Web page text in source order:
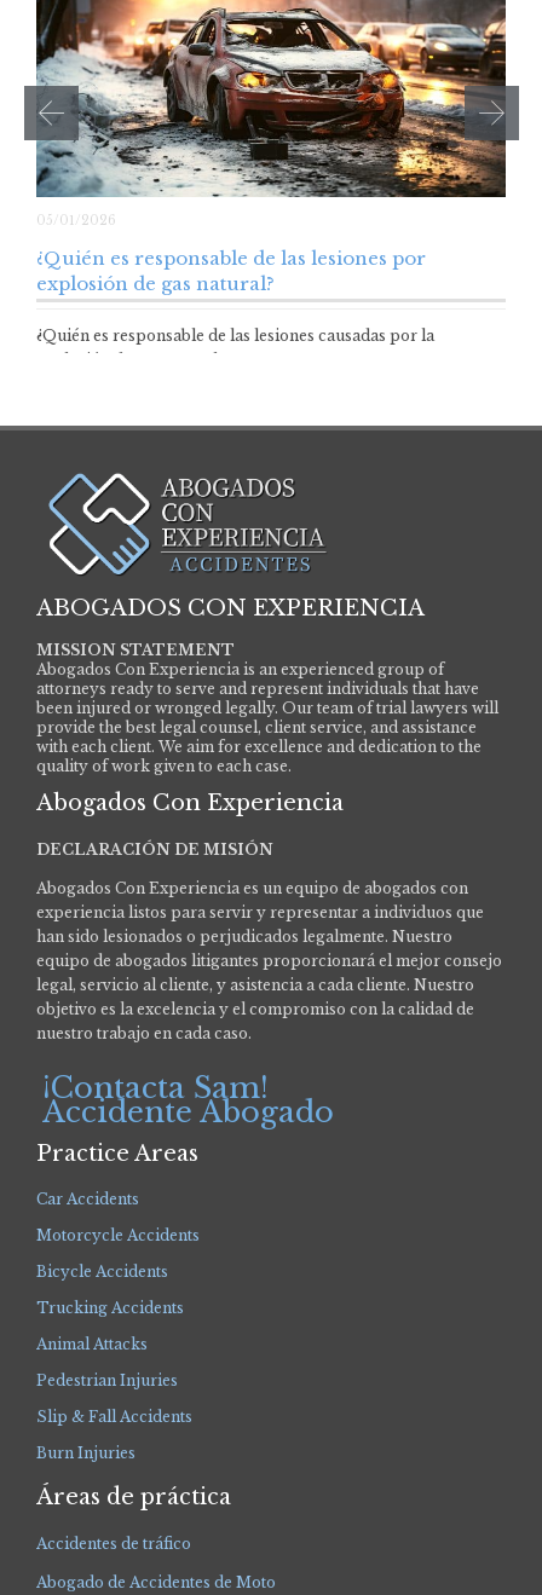
05/01/2026
¿Quién es responsable de las lesiones por
explosión de gas natural?
¿Quién es responsable de las lesiones causadas por la
ABOGADOS CON EXPERIENCIA
MISSION STATEMENT
Abogados Con Experiencia is an experienced group of
attorneys ready to serve and represent individuals that have
been injured or wronged legally. Our team of trial lawyers will
provide the best legal counsel, client service, and assistance
with each client. We aim for excellence and dedication to the
quality of work given to each case.
Abogados Con Experiencia
DECLARACIÓN DE MISIÓN
Abogados Con Experiencia es un equipo de abogados con
experiencia listos para servir y representar a individuos que
han sido lesionados o perjudicados legalmente. Nuestro
equipo de abogados litigantes proporcionará el mejor consejo
legal, servicio al cliente, y asistencia a cada cliente. Nuestro
objetivo es la excelencia y el compromiso con la calidad de
nuestro trabajo en cada caso.
¡Contacta Sam!
Accidente Abogado
Practice Areas
Car Accidents
Motorcycle Accidents
Bicycle Accidents
Trucking Accidents
Animal Attacks
Pedestrian Injuries
Slip & Fall Accidents
Burn Injuries
Áreas de práctica
Accidentes de tráfico
Abogado de Accidentes de Moto